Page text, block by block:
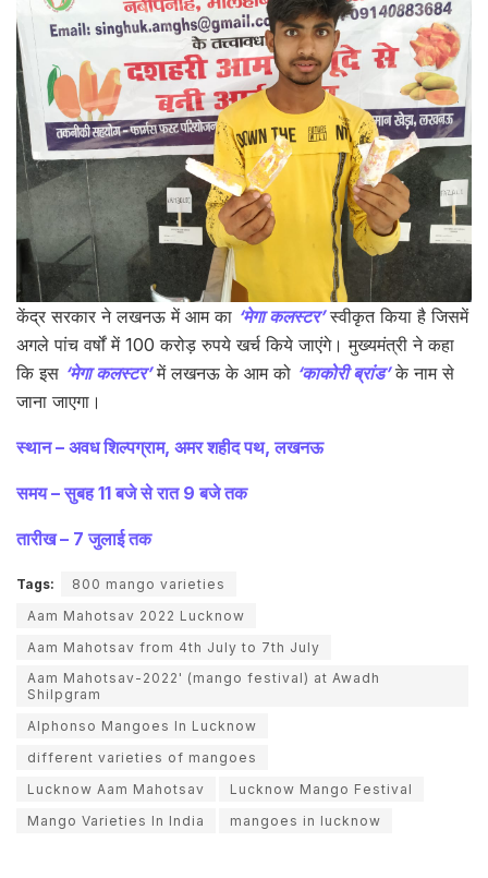
केंद्र सरकार ने लखनऊ में आम का ‘मेगा कलस्‍टर’स्वीकृत किया है जिसमें
अगले पांच वर्षों में 100 करोड़ रुपये खर्च किये जाएंगे। मुख्यमंत्री ने कहा
कि इस ‘मेगा कलस्‍टर’में लखनऊ के आम को ‘काकोरी ब्रांड’के नाम से
जाना जाएगा।
स्थान – अवध शिल्पग्राम, अमर शहीद पथ, लखनऊ
समय – सुबह 11 बजे से रात 9 बजे तक
तारीख – 7 जुलाई तक
Tags:
800 mango varieties
Aam Mahotsav 2022 Lucknow
Aam Mahotsav from 4th July to 7th July
Aam Mahotsav-2022' (mango festival) at Awadh
Shilpgram
Alphonso Mangoes In Lucknow
different varieties of mangoes
Lucknow Aam Mahotsav
Lucknow Mango Festival
Mango Varieties In India
mangoes in lucknow